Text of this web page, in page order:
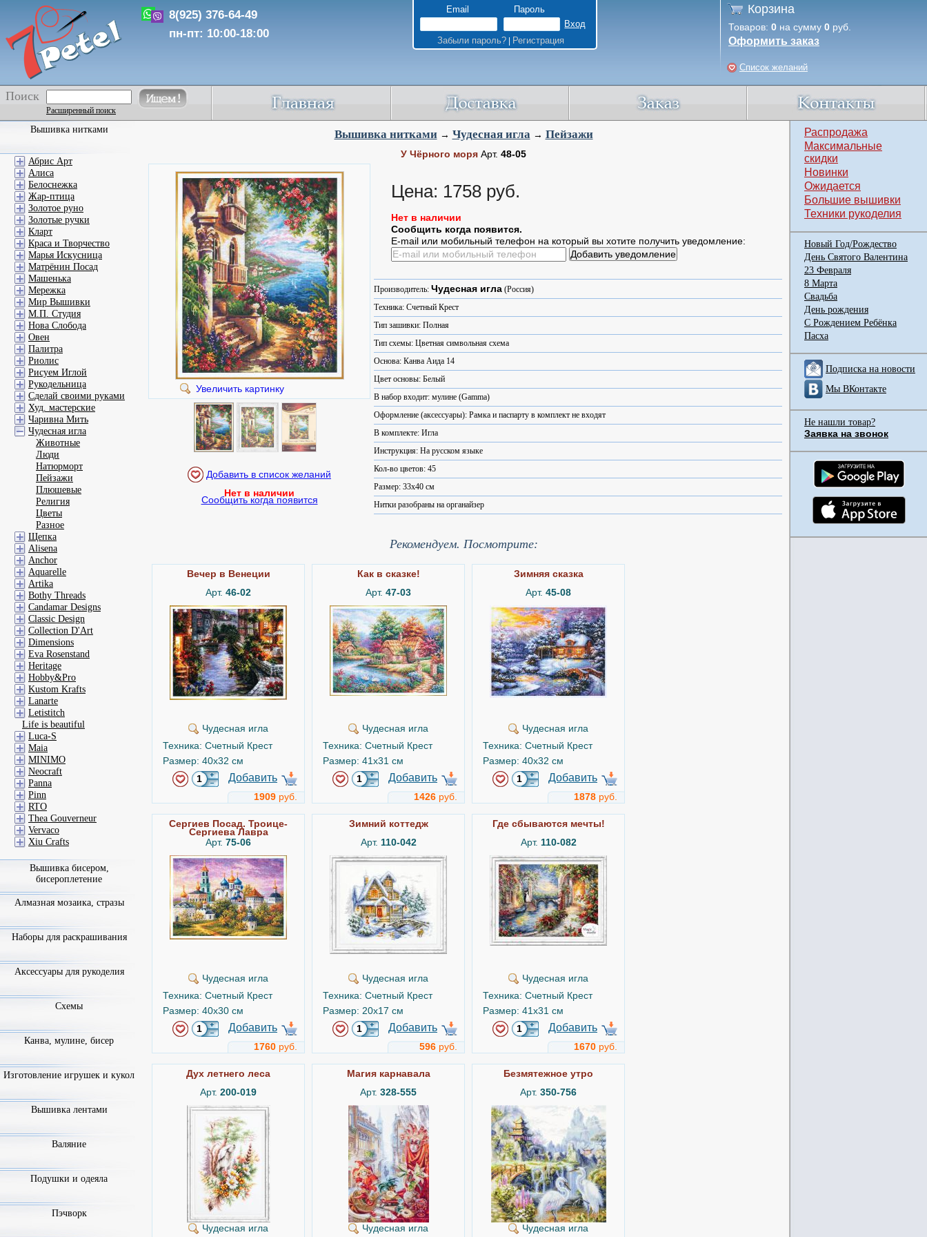
8(925) 376-64-49
пн-пт: 10:00-18:00
Email Пароль
Забыли пароль?| Регистрация
Корзина
Товаров: 0 на сумму 0 руб.
Оформить заказ
Список желаний
Поиск
Расширенный поиск
Вышивка нитками→ Чудесная игла → Пейзажи
У Чёрного моря Арт. 48-05
Увеличить картинку
Нет в наличии
Сообщить когда появится
Цена: 1758 руб.
Нет в наличии
Сообщить когда появится.
E-mail или мобильный телефон на который вы хотите получить уведомление:
Производитель: Чудесная игла (Россия)
Техника: Счетный Крест
Тип зашивки: Полная
Тип схемы: Цветная символьная схема
Основа: Канва Аида 14
Цвет основы: Белый
В набор входит: мулине (Gamma)
Оформление (аксессуары): Рамка и паспарту в комплект не входят
В комплекте: Игла
Инструкция: На русском языке
Кол-во цветов: 45
Размер: 33x40 см
Нитки разобраны на органайзер
Рекомендуем. Посмотрите:
Вечер в Венеции
Арт. 46-02
Чудесная игла
Техника: Счетный Крест
Размер: 40x32 см
Добавить
1909 руб.
Как в сказке!
Арт. 47-03
Чудесная игла
Техника: Счетный Крест
Размер: 41x31 см
Добавить
1426 руб.
Зимняя сказка
Арт. 45-08
Чудесная игла
Техника: Счетный Крест
Размер: 40x32 см
Добавить
1878 руб.
Сергиев Посад. Троице-
Сергиева Лавра
Арт. 75-06
Чудесная игла
Техника: Счетный Крест
Размер: 40x30 см
Добавить
1760 руб.
Зимний коттедж
Арт. 110-042
Чудесная игла
Техника: Счетный Крест
Размер: 20x17 см
Добавить
596 руб.
Где сбываются мечты!
Арт. 110-082
Чудесная игла
Техника: Счетный Крест
Размер: 41x31 см
Добавить
1670 руб.
Дух летнего леса
Арт. 200-019
Чудесная игла
Магия карнавала
Арт. 328-555
Чудесная игла
Безмятежное утро
Арт. 350-756
Чудесная игла
Вышивка нитками
Абрис Арт
Алиса
Белоснежка
Жар-птица
Золотое руно
Золотые ручки
Кларт
Краса и Творчество
Марья Искусница
Матрёнин Посад
Машенька
Мережка
Мир Вышивки
М.П. Студия
Нова Слобода
Овен
Палитра
Риолис
Рисуем Иглой
Рукодельница
Сделай своими руками
Худ. мастерские
Чаривна Мить
Чудесная игла
Животные
Люди
Натюрморт
Пейзажи
Плюшевые
Религия
Цветы
Разное
Щепка
Alisena
Anchor
Aquarelle
Artika
Bothy Threads
Candamar Designs
Classic Design
Collection D'Art
Dimensions
Eva Rosenstand
Heritage
Hobby&Pro
Kustom Krafts
Lanarte
Letistitch
Life is beautiful
Luca-S
Maia
MINIMO
Neocraft
Panna
Pinn
RTO
Thea Gouverneur
Vervaco
Xiu Crafts
Вышивка бисером,
бисероплетение
Алмазная мозаика, стразы
Наборы для раскрашивания
Аксессуары для рукоделия
Схемы
Канва, мулине, бисер
Изготовление игрушек и кукол
Вышивка лентами
Валяние
Подушки и одеяла
Пэчворк
Распродажа
Максимальные
скидки
Новинки
Ожидается
Большие вышивки
Техники рукоделия
Новый Год/Рождество
День Святого Валентина
23 Февраля
8 Марта
Свадьба
День рождения
С Рождением Ребёнка
Пасха
Подписка на новости
Мы ВКонтакте
Не нашли товар?
Заявка на звонок